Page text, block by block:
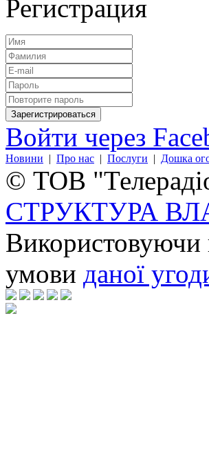
Регистрация
Войти через
Новини | Про нас | Послуги | Дошка
© ТОВ
СТРУКТУРА
Використовуючи
умови даної